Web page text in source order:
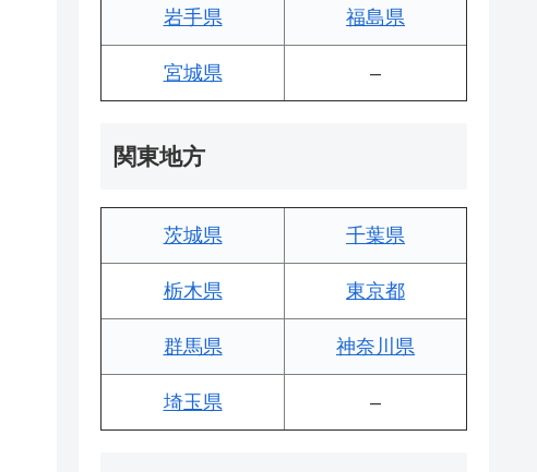
岩手県 福島県
宮城県 –
関東地方
茨城県 千葉県
栃木県 東京都
群馬県 神奈川県
埼玉県 –